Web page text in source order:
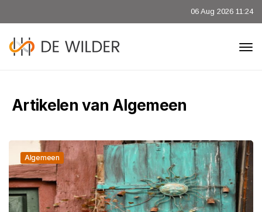
06 Aug 2026 11:24
Artikelen van Algemeen
Algemeen